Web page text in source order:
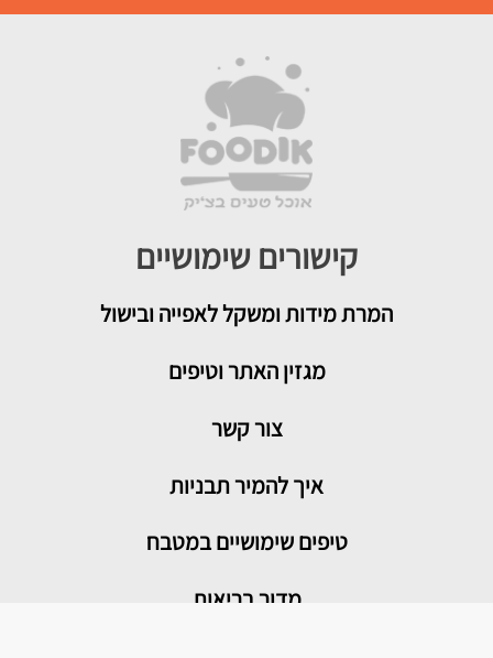
קישורים שימושיים
המרת מידות ומשקל לאפייה ובישול
מגזין האתר וטיפים
צור קשר
איך להמיר תבניות
טיפים שימושיים במטבח
מדור בריאות